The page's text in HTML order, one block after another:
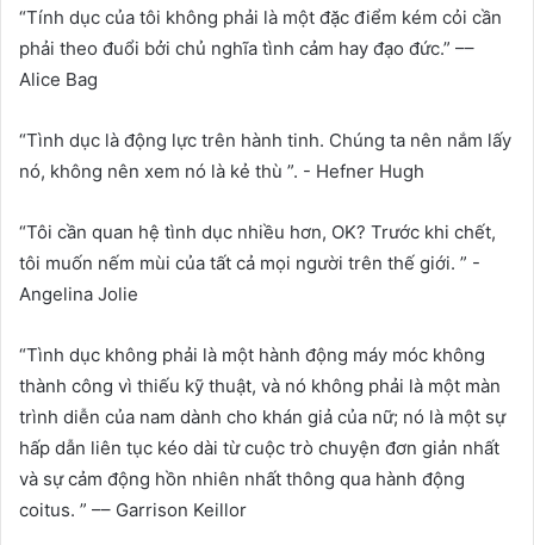
“Tính dục của tôi không phải là một đặc điểm kém cỏi cần
phải theo đuổi bởi chủ nghĩa tình cảm hay đạo đức.” ––
Alice Bag
“Tình dục là động lực trên hành tinh. Chúng ta nên nắm lấy
nó, không nên xem nó là kẻ thù ”. - Hefner Hugh
“Tôi cần quan hệ tình dục nhiều hơn, OK? Trước khi chết,
tôi muốn nếm mùi của tất cả mọi người trên thế giới. ” -
Angelina Jolie
“Tình dục không phải là một hành động máy móc không
thành công vì thiếu kỹ thuật, và nó không phải là một màn
trình diễn của nam dành cho khán giả của nữ; nó là một sự
hấp dẫn liên tục kéo dài từ cuộc trò chuyện đơn giản nhất
và sự cảm động hồn nhiên nhất thông qua hành động
coitus. ” –– Garrison Keillor